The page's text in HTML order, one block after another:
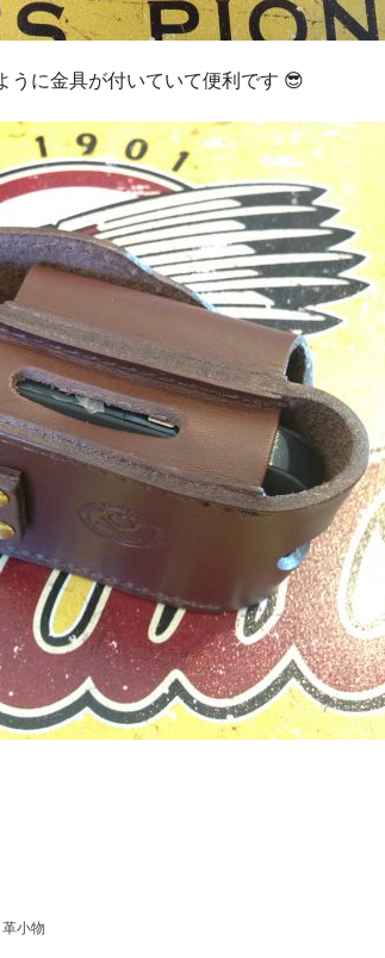
うに金具が付いていて便利です 😎
革小物